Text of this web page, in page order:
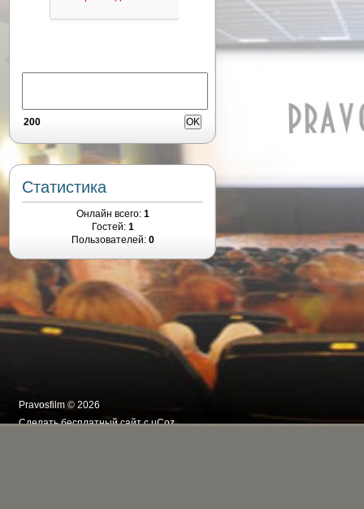
200
Статистика
Онлайн всего: 1
Гостей: 1
Пользователей: 0
Pravosfilm © 2026
Сделатьбесплатный сайтсuCoz